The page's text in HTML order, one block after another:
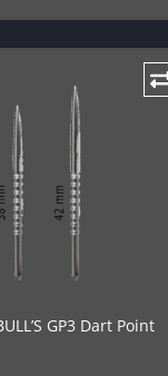
GP3 Dart Point